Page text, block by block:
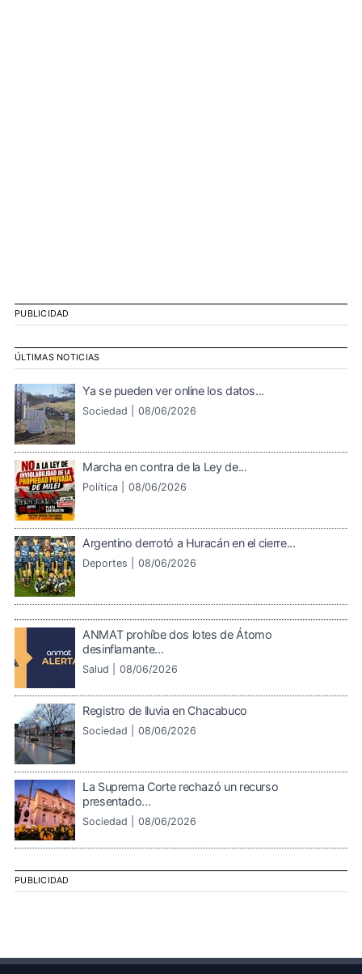
PUBLICIDAD
ÚLTIMAS NOTICIAS
Ya se pueden ver online los datos...
Sociedad | 08/06/2026
Marcha en contra de la Ley de...
Política | 08/06/2026
Argentino derrotó a Huracán en el cierre...
Deportes | 08/06/2026
ANMAT prohíbe dos lotes de Átomo
desinflamante...
Salud | 08/06/2026
Registro de lluvia en Chacabuco
Sociedad | 08/06/2026
La Suprema Corte rechazó un recurso
presentado...
Sociedad | 08/06/2026
PUBLICIDAD